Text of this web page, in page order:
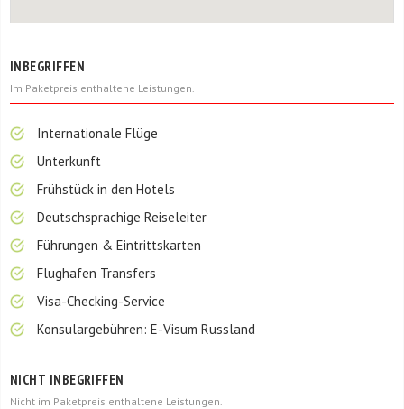
INBEGRIFFEN
Im Paketpreis enthaltene Leistungen.
Internationale Flüge
Unterkunft
Frühstück in den Hotels
Deutschsprachige Reiseleiter
Führungen & Eintrittskarten
Flughafen Transfers
Visa-Checking-Service
Konsulargebühren: E-Visum Russland
NICHT INBEGRIFFEN
Nicht im Paketpreis enthaltene Leistungen.